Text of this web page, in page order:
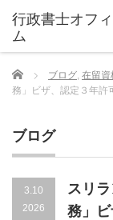
Home ブログ, 在留資
務」ビザ、認定３年許
ブログ
3.10
2026
スリ
務」ビ